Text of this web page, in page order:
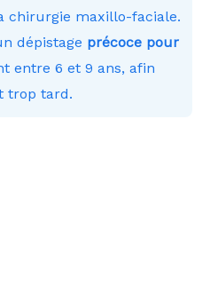
chirurgie maxillo-faciale.
dépistage précoce pour
entre 6 et 9 ans, afin
trop tard.